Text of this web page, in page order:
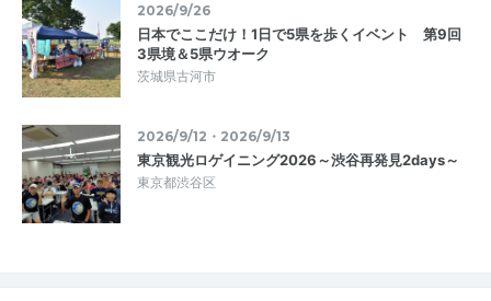
2026/9/26
日本でここだけ！1日で5県を歩くイベント 第9回
3県境＆5県ウオーク
茨城県古河市
2026/9/12・2026/9/13
東京観光ロゲイニング2026～渋谷再発見2days～
東京都渋谷区